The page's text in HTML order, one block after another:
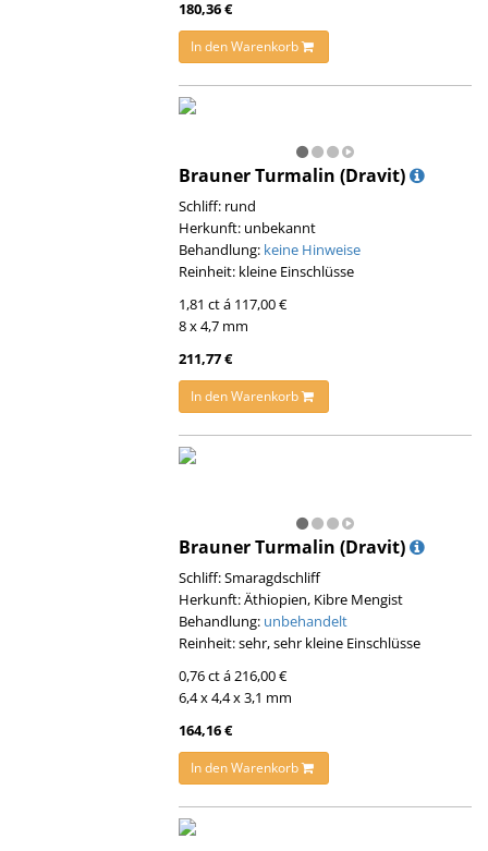
180,36 €
In den Warenkorb
Brauner Turmalin (Dravit)
Schliff: rund
Herkunft: unbekannt
Behandlung: keine Hinweise
Reinheit: kleine Einschlüsse
1,81 ct á 117,00 €
8 x 4,7 mm
211,77 €
In den Warenkorb
Brauner Turmalin (Dravit)
Schliff: Smaragdschliff
Herkunft: Äthiopien, Kibre Mengist
Behandlung: unbehandelt
Reinheit: sehr, sehr kleine Einschlüsse
0,76 ct á 216,00 €
6,4 x 4,4 x 3,1 mm
164,16 €
In den Warenkorb